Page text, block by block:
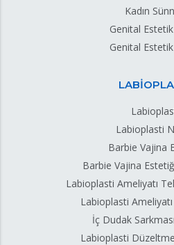
Kadın
Genital Estetik
Genital
Labioplasti
Barbie Vajina
Barbie Vajina
Labioplasti Ameliyatı
Labioplasti Ameliyatı
İç Dudak
Labioplasti